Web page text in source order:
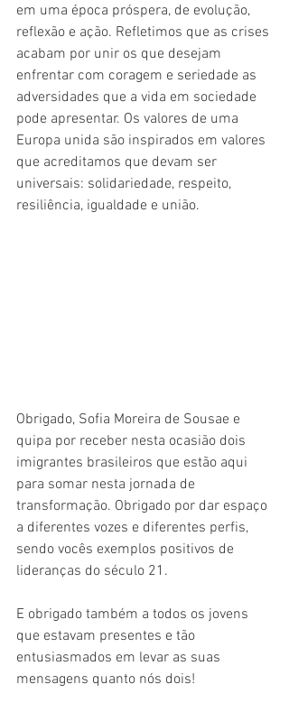
em uma época próspera, de evolução,
reflexão e ação. Refletimos que as crises
acabam por unir os que desejam
enfrentar com coragem e seriedade as
adversidades que a vida em sociedade
pode apresentar. Os valores de uma
Europa unida são inspirados em valores
que acreditamos que devam ser
universais: solidariedade, respeito,
resiliência, igualdade e união.
Obrigado, Sofia Moreira de Sousae e
quipa por receber nesta ocasião dois
imigrantes brasileiros que estão aqui
para somar nesta jornada de
transformação. Obrigado por dar espaço
a diferentes vozes e diferentes perfis,
sendo vocês exemplos positivos de
lideranças do século 21.
E obrigado também a todos os jovens
que estavam presentes e tão
entusiasmados em levar as suas
mensagens quanto nós dois!